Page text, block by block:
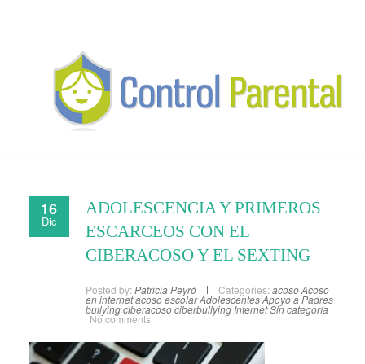
16
Dic
ADOLESCENCIA Y PRIMEROS
ESCARCEOS CON EL
CIBERACOSO Y EL SEXTING
Posted by: Patricia Peyró Categories: acosoAcoso
en internetacoso escolarAdolescentesApoyo a Padres
bullyingciberacosociberbullying InternetSin categoría
No comments